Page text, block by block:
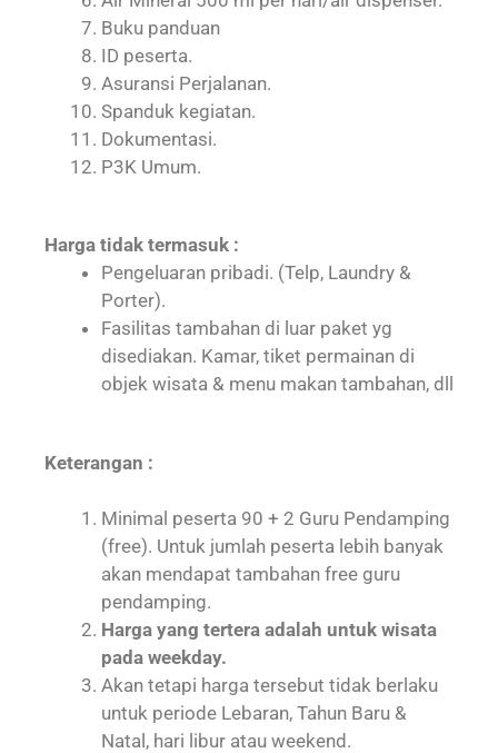
Buku panduan
ID peserta.
Asuransi Perjalanan.
Spanduk kegiatan.
Dokumentasi.
P3K Umum.
Harga tidak termasuk :
Pengeluaran pribadi. (Telp, Laundry &
Porter).
Fasilitas tambahan di luar paket yg
disediakan. Kamar, tiket permainan di
objek wisata & menu makan tambahan, dll
Keterangan :
Minimal peserta 90 + 2 Guru Pendamping
(free). Untuk jumlah peserta lebih banyak
akan mendapat tambahan free guru
pendamping.
Harga yang tertera adalah untuk wisata
pada weekday.
Akan tetapi harga tersebut tidak berlaku
untuk periode Lebaran, Tahun Baru &
Natal, hari libur atau weekend.